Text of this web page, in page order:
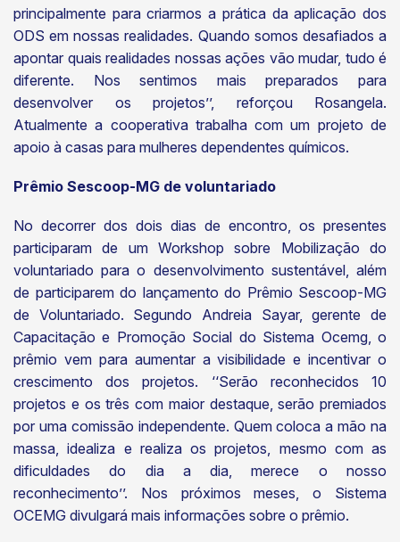
principalmente para criarmos a prática da aplicação dos
ODS em nossas realidades. Quando somos desafiados a
apontar quais realidades nossas ações vão mudar, tudo é
diferente. Nos sentimos mais preparados para
desenvolver os projetos’’, reforçou Rosangela.
Atualmente a cooperativa trabalha com um projeto de
apoio à casas para mulheres dependentes químicos.
Prêmio Sescoop-MG de voluntariado
No decorrer dos dois dias de encontro, os presentes
participaram de um Workshop sobre Mobilização do
voluntariado para o desenvolvimento sustentável, além
de participarem do lançamento do Prêmio Sescoop-MG
de Voluntariado. Segundo Andreia Sayar, gerente de
Capacitação e Promoção Social do Sistema Ocemg, o
prêmio vem para aumentar a visibilidade e incentivar o
crescimento dos projetos. ‘‘Serão reconhecidos 10
projetos e os três com maior destaque, serão premiados
por uma comissão independente. Quem coloca a mão na
massa, idealiza e realiza os projetos, mesmo com as
dificuldades do dia a dia, merece o nosso
reconhecimento’’. Nos próximos meses, o Sistema
OCEMG divulgará mais informações sobre o prêmio.